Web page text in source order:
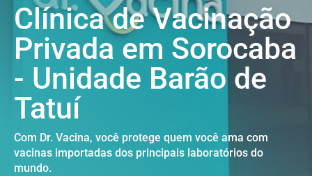
Clínica de Vacinação
Privada em Sorocaba
- Unidade Barão de
Tatuí
Com Dr. Vacina, você protege quem você ama com
vacinas importadas dos principais laboratórios do
mundo.